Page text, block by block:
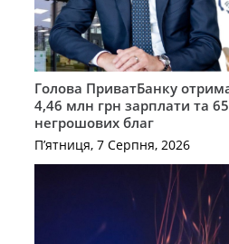
Голова ПриватБанку
4,46 млн грн зарплати та
негрошових благ
П’ятниця, 7 Серпня, 2026